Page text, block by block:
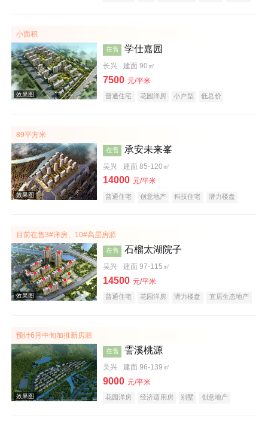
效果图
效果图
小面积
效果图
在售 学仕嘉园
长兴 建面 90㎡
7500 元/平米
普通住宅 花园洋房 小户型
低总价
89平方米
在售 承安未来峯
吴兴 建面 85-120㎡
14000 元/平米
普通住宅 创意地产 科技住宅
潜力楼盘
目前在售3#洋房、10#高层房源
在售 石榴太湖院子
吴兴 建面 97-115㎡
14500 元/平米
普通住宅 花园洋房 潜力楼盘
宜居生态地产
预计6月中旬加推新房源
在售 霅溪桃源
吴兴 建面 96-139㎡
9000 元/平米
花园洋房 经济适用房 别墅
创意地产